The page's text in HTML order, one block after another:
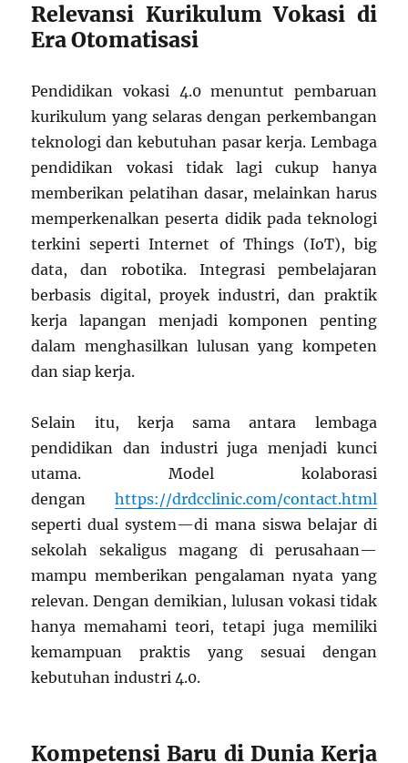
Relevansi Kurikulum Vokasi di
Era Otomatisasi
Pendidikan vokasi 4.0 menuntut pembaruan
kurikulum yang selaras dengan perkembangan
teknologi dan kebutuhan pasar kerja. Lembaga
pendidikan vokasi tidak lagi cukup hanya
memberikan pelatihan dasar, melainkan harus
memperkenalkan peserta didik pada teknologi
terkini seperti Internet of Things (IoT), big
data, dan robotika. Integrasi pembelajaran
berbasis digital, proyek industri, dan praktik
kerja lapangan menjadi komponen penting
dalam menghasilkan lulusan yang kompeten
dan siap kerja.
Selain itu, kerja sama antara lembaga
pendidikan dan industri juga menjadi kunci
utama. Model kolaborasi
dengan https://drdcclinic.com/contact.html
seperti dual system—di mana siswa belajar di
sekolah sekaligus magang di perusahaan—
mampu memberikan pengalaman nyata yang
relevan. Dengan demikian, lulusan vokasi tidak
hanya memahami teori, tetapi juga memiliki
kemampuan praktis yang sesuai dengan
kebutuhan industri 4.0.
Kompetensi Baru di Dunia Kerja